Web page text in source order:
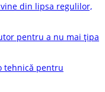
din lipsa regulilor,
pentru a nu mai țipa
tehnică pentru